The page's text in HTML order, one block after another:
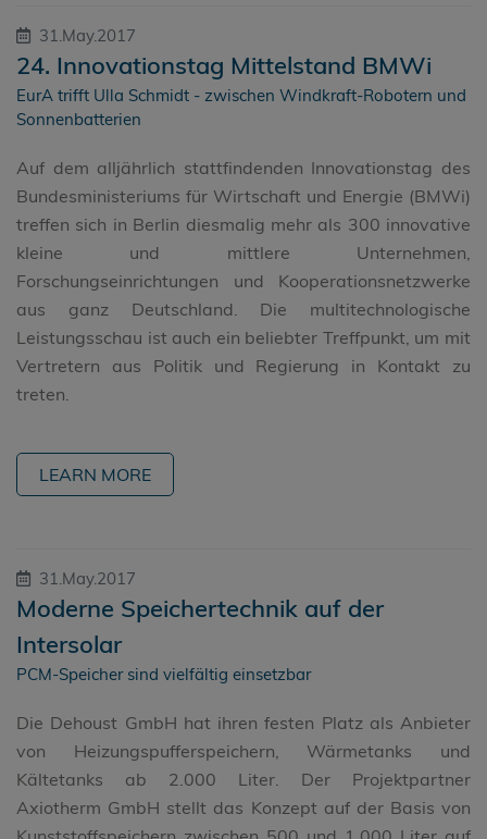
31.May.2017
24. Innovationstag Mittelstand BMWi
EurA trifft Ulla Schmidt - zwischen Windkraft-Robotern und
Sonnenbatterien
Auf dem alljährlich stattfindenden Innovationstag des
Bundesministeriums für Wirtschaft und Energie (BMWi)
treffen sich in Berlin diesmalig mehr als 300 innovative
kleine und mittlere Unternehmen,
Forschungseinrichtungen und Kooperationsnetzwerke
aus ganz Deutschland. Die multitechnologische
Leistungsschau ist auch ein beliebter Treffpunkt, um mit
Vertretern aus Politik und Regierung in Kontakt zu
treten.
LEARN MORE
31.May.2017
Moderne Speichertechnik auf der
Intersolar
PCM-Speicher sind vielfältig einsetzbar
Die Dehoust GmbH hat ihren festen Platz als Anbieter
von Heizungspufferspeichern, Wärmetanks und
Kältetanks ab 2.000 Liter. Der Projektpartner
Axiotherm GmbH stellt das Konzept auf der Basis von